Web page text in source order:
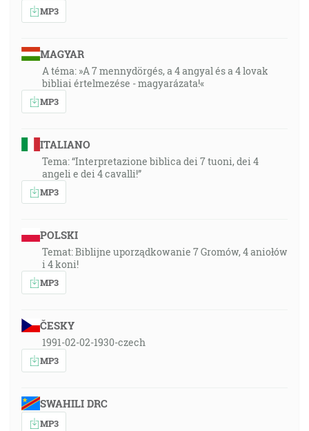
MP3
MAGYAR
A téma: »A 7 mennydörgés, a 4 angyal és a 4 lovak
bibliai értelmezése - magyarázata!«
MP3
ITALIANO
Tema: “Interpretazione biblica dei 7 tuoni, dei 4
angeli e dei 4 cavalli!”
MP3
POLSKI
Temat: Biblijne uporządkowanie 7 Gromów, 4 aniołów
i 4 koni!
MP3
ČESKY
1991-02-02-1930-czech
MP3
SWAHILI DRC
MP3